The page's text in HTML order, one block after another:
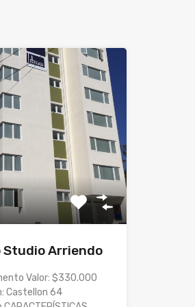
Arriendo
Valor: $330.000
Castellon 64